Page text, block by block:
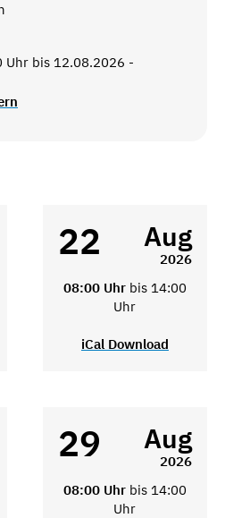
Uhr bis 12.08.2026 -
22 Aug
2026
08:00 Uhr bis 14:00
Uhr
iCal Download
29 Aug
2026
08:00 Uhr bis 14:00
Uhr